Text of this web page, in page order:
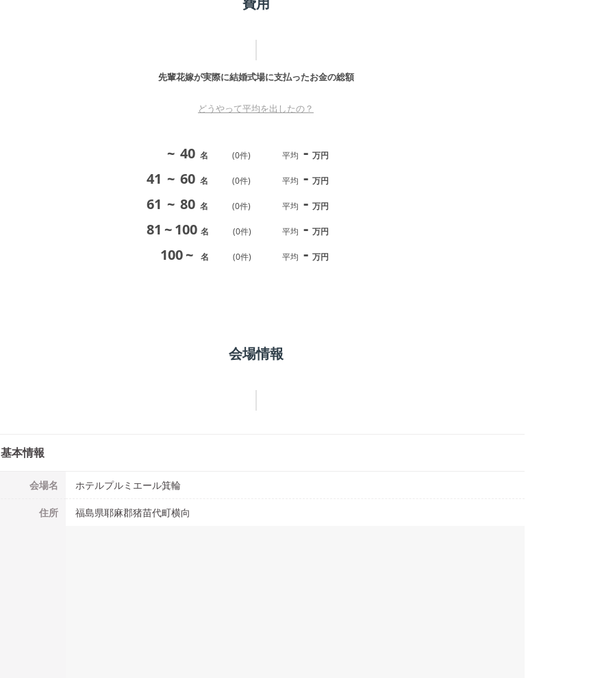
先輩花嫁が実際に結婚式場に支払ったお金の総額
どうやって平均を出したの？
~ 40 名 (0件) 平均 - 万円
41 ~ 60 名 (0件) 平均 - 万円
61 ~ 80 名 (0件) 平均 - 万円
81 ~ 100 名 (0件) 平均 - 万円
100~ 名 (0件) 平均 - 万円
会場情報
基本情報
会場名 ホテルプルミエール箕輪
住所 福島県耶麻郡猪苗代町横向